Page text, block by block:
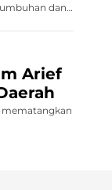
dan
Arief
mematangkan